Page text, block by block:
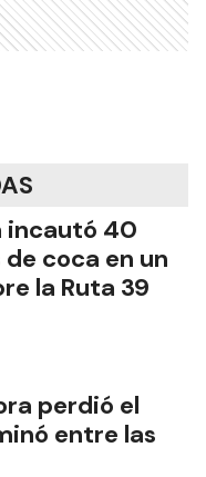
incautó 40
coca en un
la Ruta 39
perdió el
entre las